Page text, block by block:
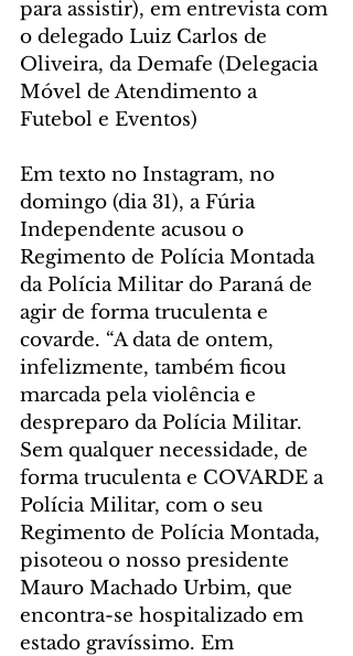
para assistir), em entrevista com
o delegado Luiz Carlos de
Oliveira, da Demafe (Delegacia
Móvel de Atendimento a
Futebol e Eventos)
Em texto no Instagram, no
domingo (dia 31), a Fúria
Independente acusou o
Regimento de Polícia Montada
da Polícia Militar do Paraná de
agir de forma truculenta e
covarde. “A data de ontem,
infelizmente, também ficou
marcada pela violência e
despreparo da Polícia Militar.
Sem qualquer necessidade, de
forma truculenta e COVARDE a
Polícia Militar, com o seu
Regimento de Polícia Montada,
pisoteou o nosso presidente
Mauro Machado Urbim, que
encontra-se hospitalizado em
estado gravíssimo. Em